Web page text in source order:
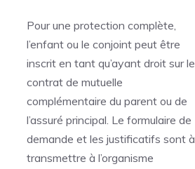
Pour une protection complète,
l’enfant ou le conjoint peut être
inscrit en tant qu’ayant droit sur le
contrat de mutuelle
complémentaire du parent ou de
l’assuré principal. Le formulaire de
demande et les justificatifs sont à
transmettre à l’organisme